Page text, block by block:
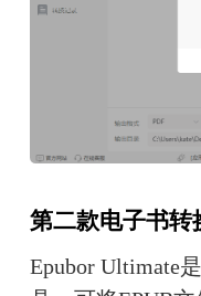
第二款电子书
Epubor Ultimate